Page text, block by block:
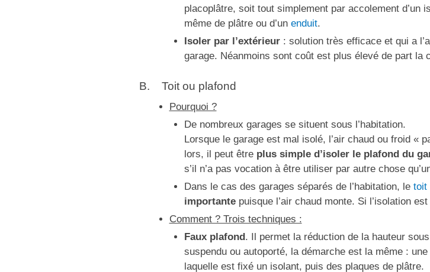
placoplâtre, soit tout simplement par accolement
même de plâtre ou d’un enduit.
Isoler par l’extérieur : solution très efficace et qui a
garage. Néanmoins sont coût est plus élevé de part
B. Toit ou plafond
Pourquoi ?
De nombreux garages se situent sous l’habitation.
Lorsque le garage est mal isolé, l’air chaud ou froid «
lors, il peut être plus simple d’isoler le plafond du
s’il n’a pas vocation à être utiliser par autre chose
Dans le cas des garages séparés de l’habitation, le toit
importante puisque l’air chaud monte. Si l’isolation
Comment ? Trois techniques :
Faux plafond . Il permet la réduction de la hauteur
suspendu ou autoporté, la démarche est la même :
laquelle est fixé un isolant, puis des plaques de plâtre.